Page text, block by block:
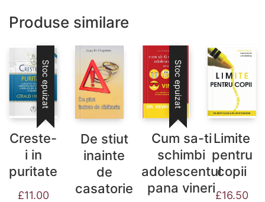
Produse similare
Stoc epuizat
Creste-
i in
puritate
£11.00
De stiut
inainte
de
casatorie
Stoc epuizat
Cum sa-ti
schimbi
adolescentul
pana vineri
Limite
pentru
copii
£16.50